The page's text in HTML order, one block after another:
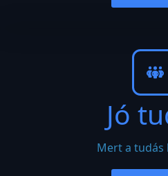
Jó
Mert a tudás